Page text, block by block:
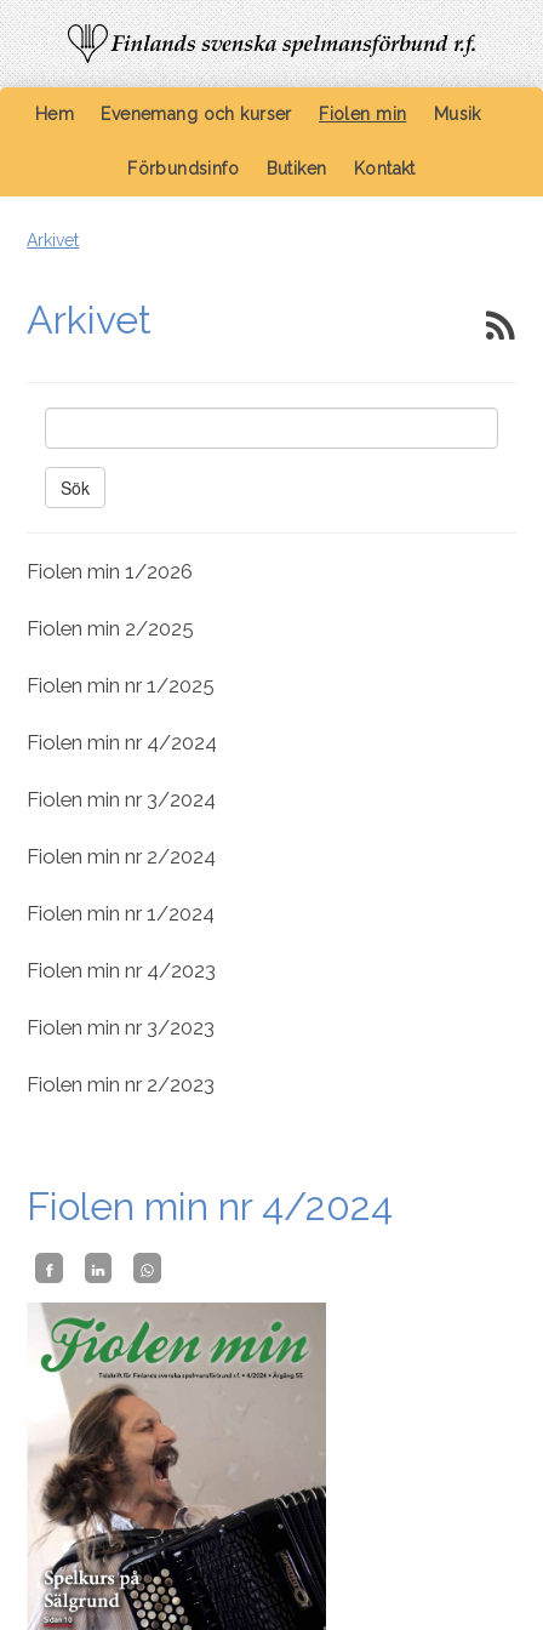
Hem Evenemang och kurser Fiolen min Musik
Förbundsinfo Butiken Kontakt
Arkivet
Arkivet
Sök
Fiolen min 1/2026
Fiolen min 2/2025
Fiolen min nr 1/2025
Fiolen min nr 4/2024
Fiolen min nr 3/2024
Fiolen min nr 2/2024
Fiolen min nr 1/2024
Fiolen min nr 4/2023
Fiolen min nr 3/2023
Fiolen min nr 2/2023
Fiolen min nr 4/2024